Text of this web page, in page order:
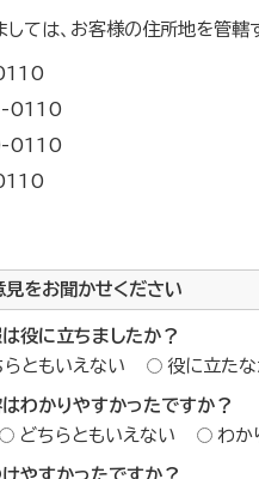
ては、お客様の住所地を管轄
0110
0110
見をお聞かせください
役に立ちましたか？
らともいえない 役に立たな
わかりやすかったですか？
どちらともいえない わか
やすかったですか？